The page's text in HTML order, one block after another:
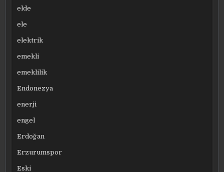
elde
ele
elektrik
emekli
emeklilik
Endonezya
enerji
engel
Erdoğan
Erzurumspor
Eski